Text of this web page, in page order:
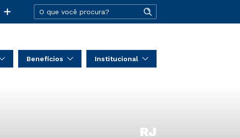
Benefícios Institucional
RJ